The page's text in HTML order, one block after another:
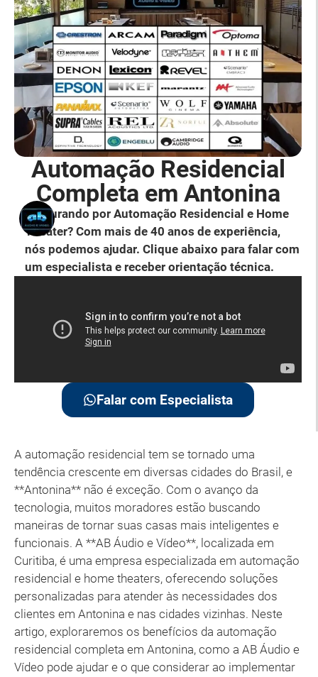
Automação Residencial
Completa em Antonina
Procurando por Automação Residencial e Home
Theater? Com mais de 40 anos de experiência,
nós podemos ajudar. Clique abaixo para falar com
um especialista e receber orientação técnica.
Falar com Especialista
A automação residencial tem se tornado uma
tendência crescente em diversas cidades do Brasil, e
**Antonina** não é exceção. Com o avanço da
tecnologia, muitos moradores estão buscando
maneiras de tornar suas casas mais inteligentes e
funcionais. A **AB Áudio e Vídeo**, localizada em
Curitiba, é uma empresa especializada em automação
residencial e home theaters, oferecendo soluções
personalizadas para atender às necessidades dos
clientes em Antonina e nas cidades vizinhas. Neste
artigo, exploraremos os benefícios da automação
residencial completa em Antonina, como a AB Áudio e
Vídeo pode ajudar e o que considerar ao implementar